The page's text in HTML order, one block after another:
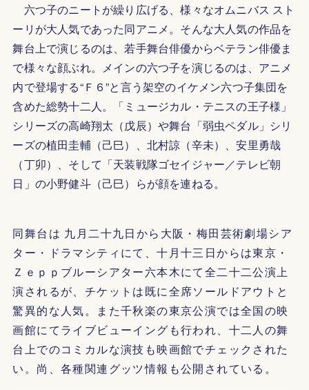
六つ子のニートが繰り広げる、様々なオムニバス スト
ーリが大人気であった同アニメ。そんな大人気の作品を
舞台上で演じるのは、若手舞台俳優からベテラン俳優ま
で様々な顔ぶれ。メインの六つ子を演じるのは、アニメ
内で登場する“Ｆ６”と言う架空のイケメン六つ子集団を
含めた総勢十二人。「ミュージカル・テニスの王子様」
シリーズの高崎翔太（戊辰）や舞台「弱虫ペダル」シリ
ーズの植田圭輔（己巳）、北村諒（辛未）、安里勇哉
（丁卯）、そして「天装戦隊ゴセイジャー／テレビ朝
日」の小野健斗（己巳）らが顔を連ねる。
同舞台は 九月二十九日から大阪・梅田芸術劇場シア
ター・ドラマシティにて、十月十三日からは東京・
Ｚｅｐｐブルーシアター六本木にて全二十二公演上
演されるが、チケットは既に全席ソールドアウトと
驚異的な人気。また千秋楽の東京公演では全国の映
画館にてライブビューイングも行われ、十二人の舞
台上でのコミカルな演技も映画館でチェックされた
い。尚、各種関連グッツ情報も公開されている。